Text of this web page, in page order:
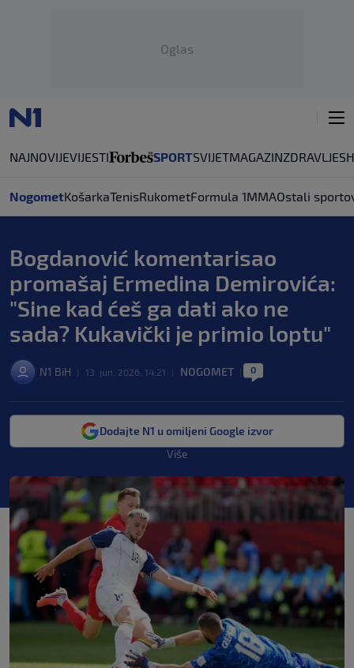
Oglas
NAJNOVIJEVIJESTI SPORTSVIJETMAGAZINZDRAVLJE
NogometKošarkaTenisRukometFormula 1MMAOstali
Bogdanović komentarisao
promašaj Ermedina Demirovića:
"Sine kad ćeš ga dati ako ne
sada? Kukavički je primio loptu"
N1 BiH 13. jun. 2026. 14:21 NOGOMET 0
Dodajte N1 u omiljeni Google izvor
Više